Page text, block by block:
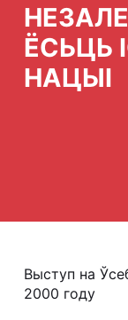
ЁСЬЦЬ
НАЦЫІ
Выступ на
2000 году